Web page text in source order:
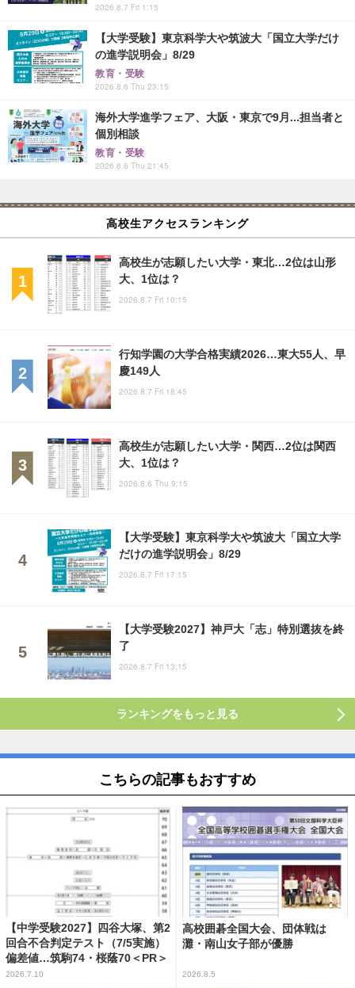
2026.8.7 Fri 1:15
【大学受験】東京科学大や筑波大「国立大学だけ
の進学説明会」8/29
教育・受験
2026.8.6 Thu 23:15
海外大学進学フェア、大阪・東京で9月...担当者と
個別相談
教育・受験
2026.8.6 Thu 21:45
高校生アクセスランキング
高校生が志願したい大学・東北…2位は山形
大、1位は？
2026.8.7 Fri 10:15
行知学園の大学合格実績2026…東大55人、早
慶149人
2026.8.7 Fri 18:45
高校生が志願したい大学・関西…2位は関西
大、1位は？
2026.8.6 Thu 9:15
【大学受験】東京科学大や筑波大「国立大学
だけの進学説明会」8/29
2026.8.7 Fri 17:15
【大学受験2027】神戸大「志」特別選抜を終
了
2026.8.7 Fri 13:15
ランキングをもっと見る
こちらの記事もおすすめ
【中学受験2027】四谷大塚、第2
回合不合判定テスト（7/5実施）
偏差値…筑駒74・桜蔭70＜PR＞
2026.7.10
高校囲碁全国大会、団体戦は
灘・南山女子部が優勝
2026.8.5